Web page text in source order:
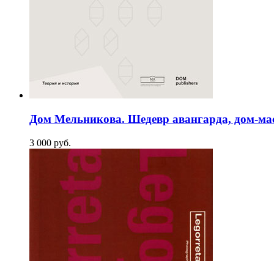
Дом Мельникова. Шедевр авангарда, дом-
3 000 pуб.